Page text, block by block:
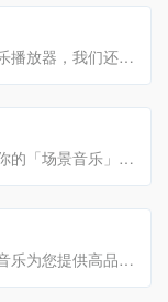
米兔音乐是一款免费试听的在线音乐播放器，我们还提供高品质Mp3、FLAC、WAV等格式下载。
千千音乐致力于提供更专业、更懂你的「场景音乐」，打造一款个性化、智能化的音乐伴侣产品，让你感受音乐本身的魅力。这里有来自不同国家的数百名音乐设计师，为你提供更好的音乐服务。
无损音质正版在线试听网站，酷我音乐为您提供高品质音乐，无损音乐下载，拥有各类音乐榜单，快捷的新歌速递，完善的主题电台，个性化的歌曲推荐，高品质音乐在线听，好音质，用酷我。陪着我，不要停